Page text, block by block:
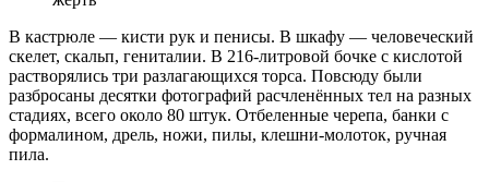
В кастрюле — кисти рук и пенисы. В шкафу — человеческий
скелет, скальп, гениталии. В 216-литровой бочке с кислотой
растворялись три разлагающихся торса. Повсюду были
разбросаны десятки фотографий расчленённых тел на разных
стадиях, всего около 80 штук. Отбеленные черепа, банки с
формалином, дрель, ножи, пилы, клешни-молоток, ручная
пила.